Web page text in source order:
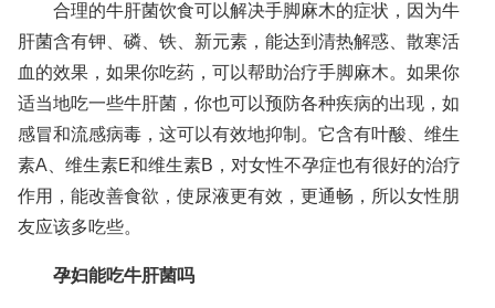
合理的牛肝菌饮食可以解决手脚麻木的症状，因为牛
肝菌含有钾、磷、铁、新元素，能达到清热解惑、散寒活
血的效果，如果你吃药，可以帮助治疗手脚麻木。如果你
适当地吃一些牛肝菌，你也可以预防各种疾病的出现，如
感冒和流感病毒，这可以有效地抑制。它含有叶酸、维生
素A、维生素E和维生素B，对女性不孕症也有很好的治疗
作用，能改善食欲，使尿液更有效，更通畅，所以女性朋
友应该多吃些。
孕妇能吃牛肝菌吗